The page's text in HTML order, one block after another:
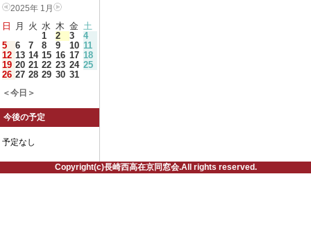
2025年 1月
日 月 火 水 木 金 土
1
2 3
4
5
6 7 8 9 10 11
12 13 14 15 16 17 18
19 20 21 22 23 24 25
26 27 28 29 30 31
＜今日＞
今後の予定
予定なし
Copyright(c)長崎西高在京同窓会.All rights reserved.